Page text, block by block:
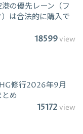
の優先レーン（フ
は合法的に購入で
18599view
修行2026年9月
め
15172 view